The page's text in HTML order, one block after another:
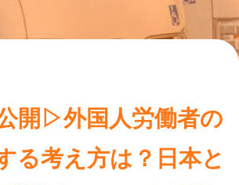
開▷外国人労働者の
る考え方は？日本と